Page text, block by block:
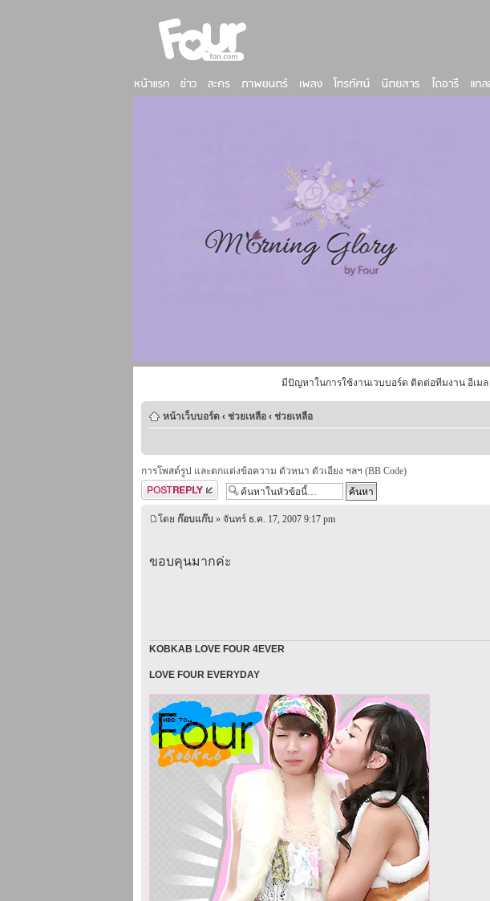
มีปัญหาในการใช้งานเวบบอร์ด ติดต่อทีมงาน อีเมล
หน้าเว็บบอร์ด ‹ ช่วยเหลือ ‹ ช่วยเหลือ
การโพสต์รูป และตกแต่งข้อความ ตัวหนา ตัวเอียง ฯลฯ (BB Code)
ตอบกระทู้
โดย ก๊อบแก๊บ » จันทร์ ธ.ค. 17, 2007 9:17 pm
ขอบคุนมากค่ะ
KOBKAB LOVE FOUR 4EVER
LOVE FOUR EVERYDAY